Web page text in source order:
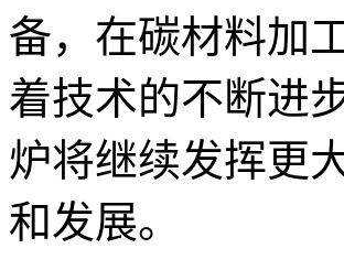
备，在碳材料加
着技术的不断进
炉将继续发挥更
和发展。